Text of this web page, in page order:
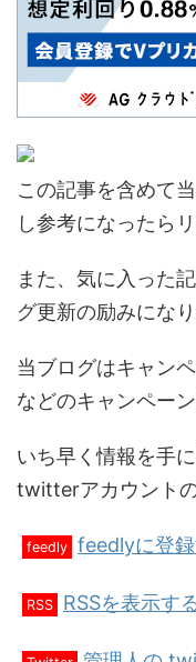
この記事を含めて
し参考になったら
また、気に入った
グ更新の励みになり
当ブログはキャン
などのキャンペー
いち早く情報を手
twitterアカウント
feedly feedlyに登
RSS RSSを表示す